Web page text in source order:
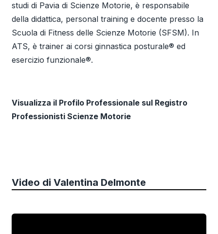
studi di Pavia di Scienze Motorie, è responsabile
della didattica, personal training e docente presso la
Scuola di Fitness delle Scienze Motorie (SFSM). In
ATS, è trainer ai corsi ginnastica posturale® ed
esercizio funzionale®.
Visualizza il Profilo Professionale sul Registro
Professionisti Scienze Motorie
Video di Valentina Delmonte